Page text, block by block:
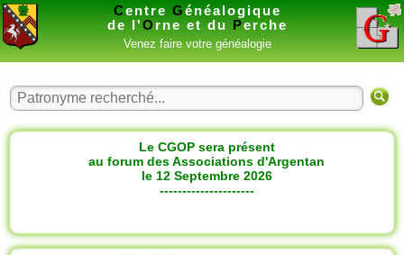
Centre Généalogique
de l'O rne et du Perche
Venez faire votre généalogie
Le CGOP sera présent
au forum des Associations d'Argentan
le 12 Septembre 2026
---------------------